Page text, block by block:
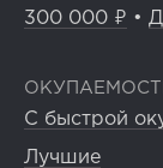
300 000 ₽ •
С быстрой
Лучшие